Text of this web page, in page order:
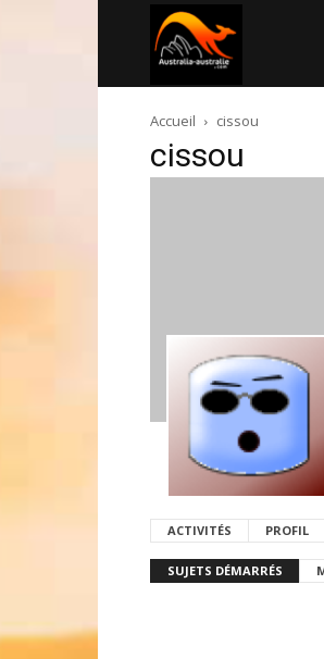
Accueil cissou
cissou
ACTIVITÉS PROFIL
SUJETS DÉMARRÉS